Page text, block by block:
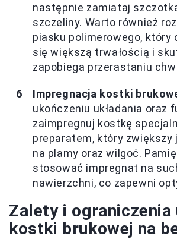
następnie zamiataj
szczeliny. Warto również
piasku polimerowego, który
się większą trwałością i
zapobiega przerastaniu
Impregnacja kostki
ukończeniu układania oraz
zaimpregnuj kostkę
preparatem, który zwiększy
na plamy oraz wilgoć.
stosować impregnat na
nawierzchni, co zapewni
Zalety i ograniczenia
kostki brukowej na